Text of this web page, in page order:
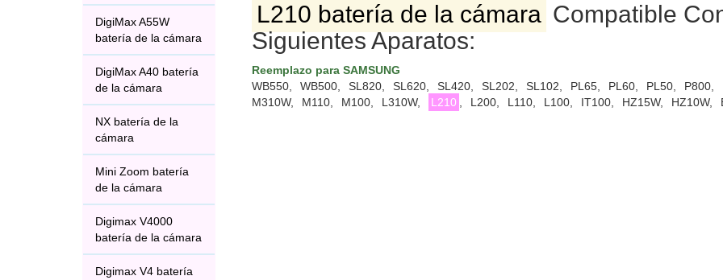
DigiMax A55W
batería de la cámara
DigiMax A40 batería
de la cámara
NX batería de la
cámara
Mini Zoom batería
de la cámara
Digimax V4000
batería de la cámara
Digimax V4 batería
L210 batería de la cámara Compatible
Siguientes Aparatos:
Reemplazo para SAMSUNG
WB550,
WB500, SL820, SL620, SL420, SL202, SL102, PL65, PL60, PL50, P800,
M310W,
M110, M100, L310W, L210 L200, L110, L100, IT100, HZ15W, HZ10W,